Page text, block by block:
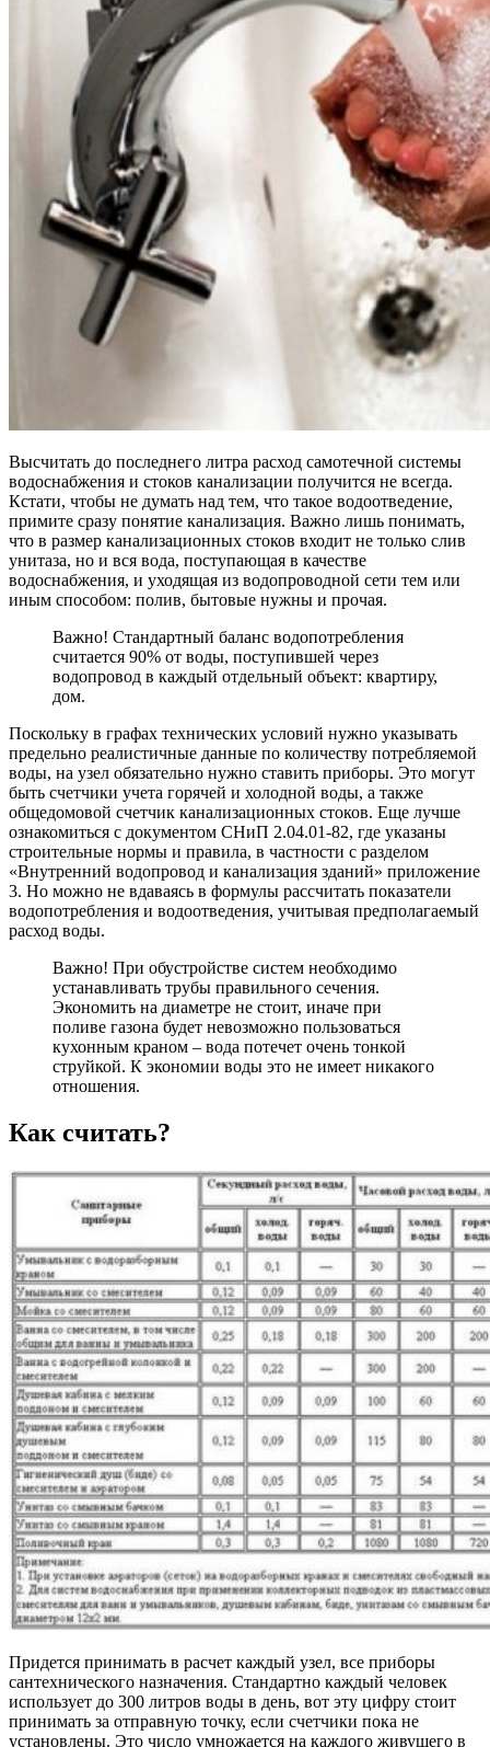
Высчитать до последнего литра расход самотечной системы
водоснабжения и стоков канализации получится не всегда.
Кстати, чтобы не думать над тем, что такое водоотведение,
примите сразу понятие канализация. Важно лишь понимать,
что в размер канализационных стоков входит не только слив
унитаза, но и вся вода, поступающая в качестве
водоснабжения, и уходящая из водопроводной сети тем или
иным способом: полив, бытовые нужны и прочая.
Важно! Стандартный баланс водопотребления
считается 90% от воды, поступившей через
водопровод в каждый отдельный объект: квартиру,
дом.
Поскольку в графах технических условий нужно указывать
предельно реалистичные данные по количеству потребляемой
воды, на узел обязательно нужно ставить приборы. Это могут
быть счетчики учета горячей и холодной воды, а также
общедомовой счетчик канализационных стоков. Еще лучше
ознакомиться с документом СНиП 2.04.01-82, где указаны
строительные нормы и правила, в частности с разделом
«Внутренний водопровод и канализация зданий» приложение
3. Но можно не вдаваясь в формулы рассчитать показатели
водопотребления и водоотведения, учитывая предполагаемый
расход воды.
Важно! При обустройстве систем необходимо
устанавливать трубы правильного сечения.
Экономить на диаметре не стоит, иначе при
поливе газона будет невозможно пользоваться
кухонным краном – вода потечет очень тонкой
струйкой. К экономии воды это не имеет никакого
отношения.
Как считать?
Придется принимать в расчет каждый узел, все приборы
сантехнического назначения. Стандартно каждый человек
использует до 300 литров воды в день, вот эту цифру стоит
принимать за отправную точку, если счетчики пока не
установлены. Это число умножается на каждого живущего в